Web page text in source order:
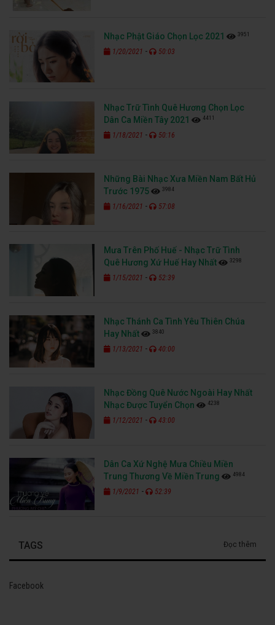
Nhạc Phật Giáo Chọn Lọc 2021 3951
1/20/2021 - 50:03
Nhạc Trữ Tình Quê Hương Chọn Lọc
Dân Ca Miền Tây 2021
4411
1/18/2021 - 50:16
Những Bài Nhạc Xưa Miền Nam Bất Hủ
Trước 1975
3984
1/16/2021 - 57:08
Mưa Trên Phố Huế - Nhạc Trữ Tình
Quê Hương Xứ Huế Hay Nhất
3298
1/15/2021 - 52:39
Nhạc Thánh Ca Tình Yêu Thiên Chúa
Hay Nhất
3840
1/13/2021 - 40:00
Nhạc Đồng Quê Nước Ngoài Hay Nhất
Nhạc Được Tuyển Chọn
4238
1/12/2021 - 43:00
Dân Ca Xứ Nghệ Mưa Chiều Miền
Trung Thương Về Miền Trung
4984
1/9/2021 - 52:39
TAGS Đọc thêm
Facebook